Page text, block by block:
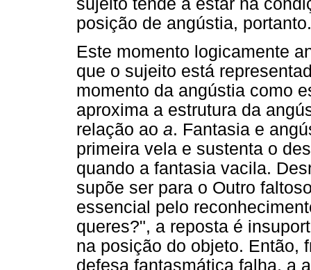
posição de angústia, portanto.
Este momento logicamente
que o sujeito está
momento da angústia como
aproxima a estrutura da
relação ao a. Fantasia e
primeira vela e sustenta o
quando a fantasia vacila.
supõe ser para o Outro
essencial pelo
queres?", a reposta é
na posição do objeto. Então,
defesa fantasmática falha, a